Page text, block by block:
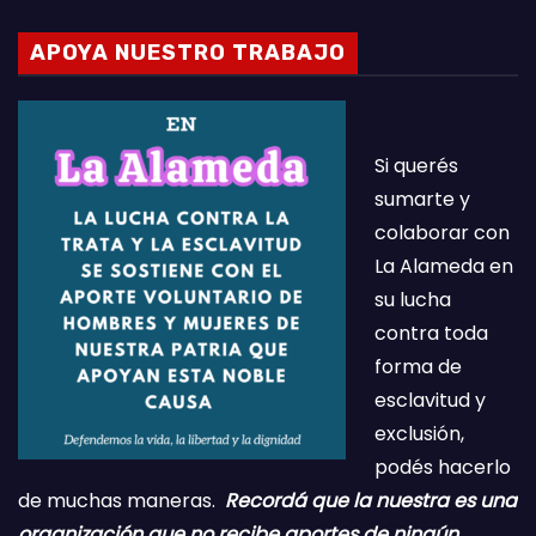
APOYA NUESTRO TRABAJO
Si querés
sumarte y
colaborar con
La Alameda en
su lucha
contra toda
forma de
esclavitud y
exclusión,
podés hacerlo
de muchas maneras. Recordá que la nuestra es una